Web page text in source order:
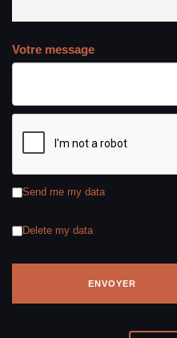
Votre message
Send me my data
Delete my data